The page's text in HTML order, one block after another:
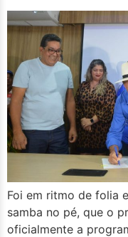
Foi em ritmo de folia
samba no pé, que o
oficialmente a